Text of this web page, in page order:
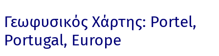
Γεωφυσικός Χάρτης: Portel,
Portugal, Europe